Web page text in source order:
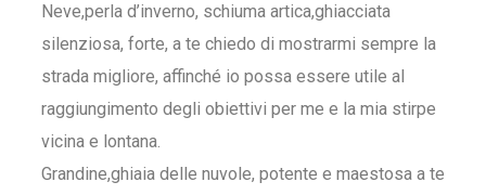
Neve,perla d’inverno, schiuma artica,ghiacciata
silenziosa, forte, a te chiedo di mostrarmi sempre la
strada migliore, affinché io possa essere utile al
raggiungimento degli obiettivi per me e la mia stirpe
vicina e lontana.
Grandine,ghiaia delle nuvole, potente e maestosa a te